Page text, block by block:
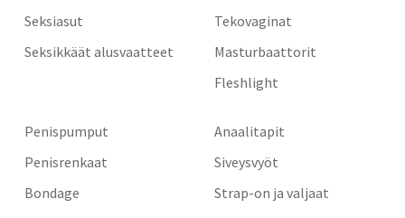
Seksiasut
Seksikkäät alusvaatteet
Tekovaginat
Masturbaattorit
Fleshlight
Penispumput
Penisrenkaat
Bondage
Anaalitapit
Siveysvyöt
Strap-on ja valjaat